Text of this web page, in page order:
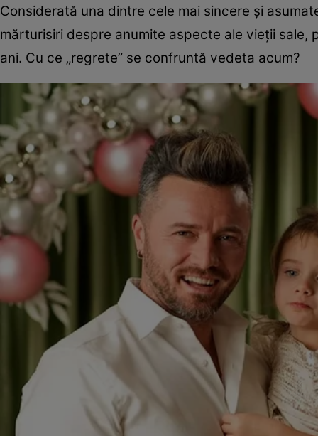
Considerată una dintre cele mai sincere și
mărturisiri despre anumite aspecte ale vieții
ani. Cu ce „regrete” se confruntă vedeta acum?